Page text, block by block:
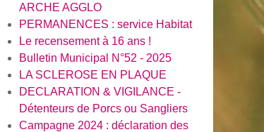
ARCHE AGGLO
PERMANENCES : service Habitat
Le recensement à 16 ans !
Bulletin Municipal N°52 - 2025
LA SCLEROSE EN PLAQUE
DECLARATION & VIGILANCE -
Détenteurs de Porcs ou Sangliers
Campagne 2024 : déclaration des